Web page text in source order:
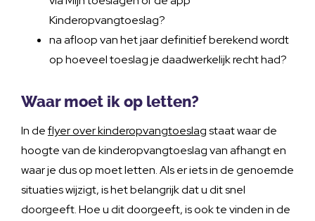
Kinderopvangtoeslag?
na afloop van het jaar definitief berekend wordt
op hoeveel toeslag je daadwerkelijk recht had?
Waar moet ik op letten?
In deflyer over kinderopvangtoeslagstaat waar de
hoogte van de kinderopvangtoeslag van afhangt en
waar je dus op moet letten. Als er iets in de genoemde
situaties wijzigt, is het belangrijk dat u dit snel
doorgeeft. Hoe u dit doorgeeft, is ook te vinden in de